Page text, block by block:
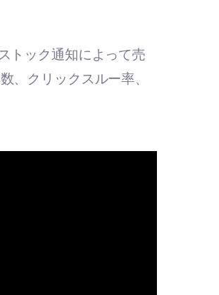
トック通知によって売
、クリックスルー率、